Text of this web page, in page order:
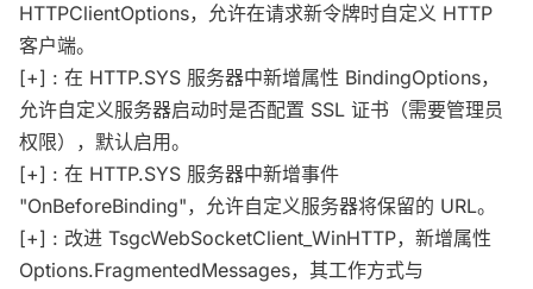
HTTPClientOptions，允许在请求新令牌时自定义 HTTP
客户端。
[+] : 在 HTTP.SYS 服务器中新增属性 BindingOptions，
允许自定义服务器启动时是否配置 SSL 证书（需要管理员
权限），默认启用。
[+] : 在 HTTP.SYS 服务器中新增事件
"OnBeforeBinding"，允许自定义服务器将保留的 URL。
[+] : 改进 TsgcWebSocketClient_WinHTTP，新增属性
Options.FragmentedMessages，其工作方式与